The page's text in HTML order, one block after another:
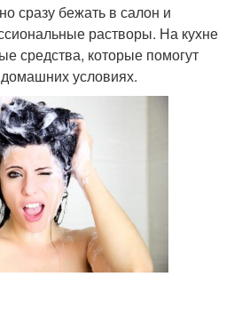
сразу бежать в салон и
растворы. На кухне
средства, которые помогут
условиях.